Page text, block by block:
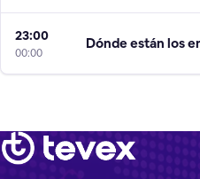
23:00
00:00
Dónde están los